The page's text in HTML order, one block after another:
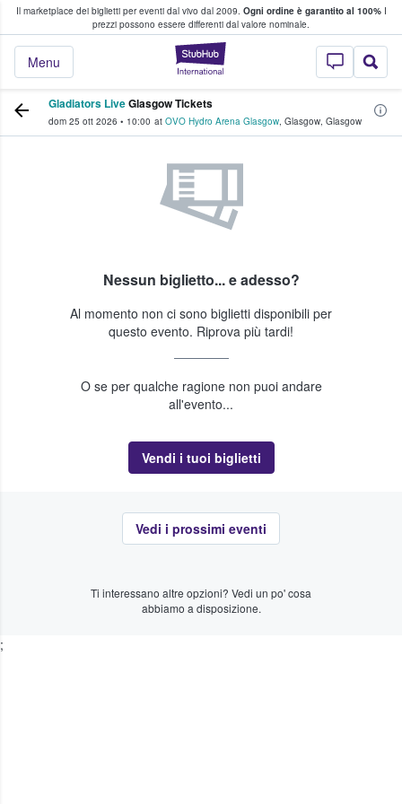
Il marketplace dei biglietti per eventi dal vivo dal 2009. Ogni ordine è garantito al 100%I
prezzi possono essere differenti dal valore nominale.
StubHub - Dove
Menu
fan comprano e vendono biglietti
Gladiators LiveGlasgow Tickets
dom 25 ott 2026 • 10:00 at OVO Hydro Arena Glasgow, Glasgow, Glasgow
Nessun biglietto... e adesso?
Al momento non ci sono biglietti disponibili per
questo evento. Riprova più tardi!
O se per qualche ragione non puoi andare
all'evento...
Vendi i tuoi biglietti
Vedi i prossimi eventi
Ti interessano altre opzioni? Vedi un po' cosa
abbiamo a disposizione.
;